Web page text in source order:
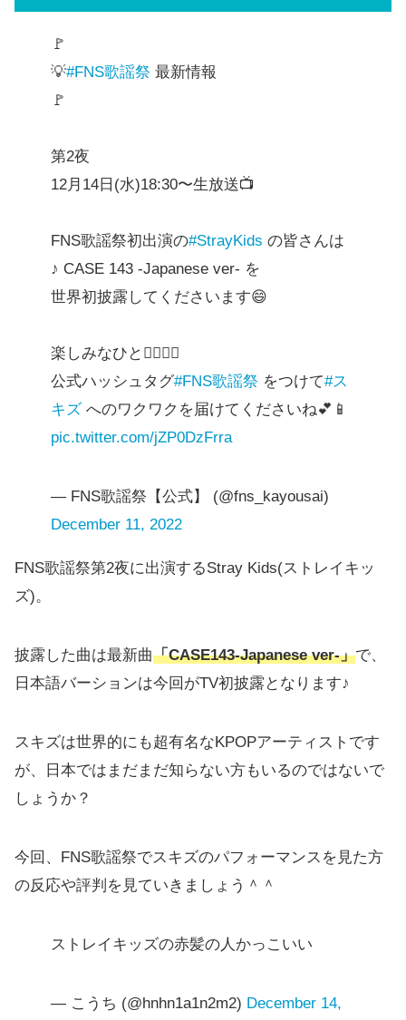
🚩
💡#FNS歌謡祭 最新情報
🚩
第2夜
12月14日(水)18:30〜生放送📺
FNS歌謡祭初出演の#StrayKids の皆さんは
♪ CASE 143 -Japanese ver- を
世界初披露してくださいます😄
楽しみなひと🙋‍♂️🙋‍♀️
公式ハッシュタグ#FNS歌謡祭 をつけて#ス
キズ へのワクワクを届けてくださいね💕📱
pic.twitter.com/jZP0DzFrra
— FNS歌謡祭【公式】 (@fns_kayousai)
December 11, 2022
FNS歌謡祭第2夜に出演するStray Kids(ストレイキッ
ズ)。
披露した曲は最新曲「CASE143-Japanese ver-」で、
日本語バーションは今回がTV初披露となります♪
スキズは世界的にも超有名なKPOPアーティストです
が、日本ではまだまだ知らない方もいるのではないで
しょうか？
今回、FNS歌謡祭でスキズのパフォーマンスを見た方
の反応や評判を見ていきましょう＾＾
ストレイキッズの赤髪の人かっこいい
— こうち (@hnhn1a1n2m2) December 14,